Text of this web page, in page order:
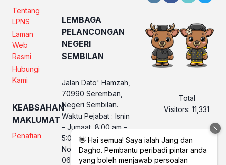
Tentang
LPNS
Laman
Web
Rasmi
Hubungi
Kami
KEABSAHAN
MAKLUMAT
Penafian
LEMBAGA
PELANCONGAN
NEGERI
SEMBILAN
Jalan Dato' Hamzah,
70990 Seremban,
Negeri Sembilan.
Waktu Pejabat : Isnin
– Jumaat, 8:00 am –
5:00 pm
No. Telefon LPNS :
06 760 2560
Total
Visitors: 11,331